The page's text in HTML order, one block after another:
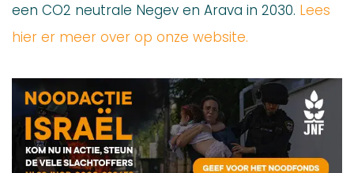
een CO2 neutrale Negev en Arava in 2030. Lees
hier er meer over op onze website.